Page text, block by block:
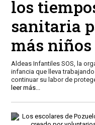
los
sanitaria
más niños
Aldeas Infantiles SOS, la
infancia que lleva
continuar su labor de
leer más...